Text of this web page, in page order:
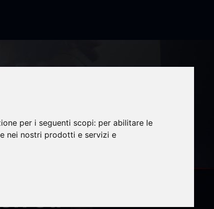
per i seguenti scopi: per abilitare le
nei nostri prodotti e servizi e
su